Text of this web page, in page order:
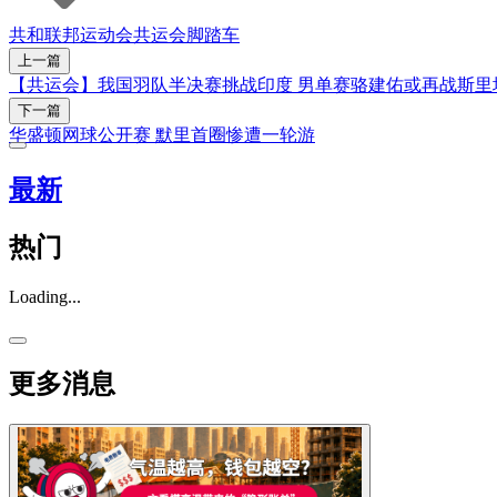
共和联邦运动会共运会脚踏车
上一篇
【共运会】我国羽队半决赛挑战印度 男单赛骆建佑或再战斯里
下一篇
华盛顿网球公开赛 默里首圈惨遭一轮游
最新
热门
Loading...
更多消息